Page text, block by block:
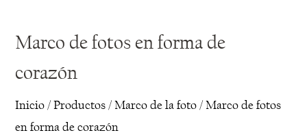
Marco de fotos en forma de
corazón
Inicio/Productos/Marco de la foto/Marco de fotos
en forma de corazón